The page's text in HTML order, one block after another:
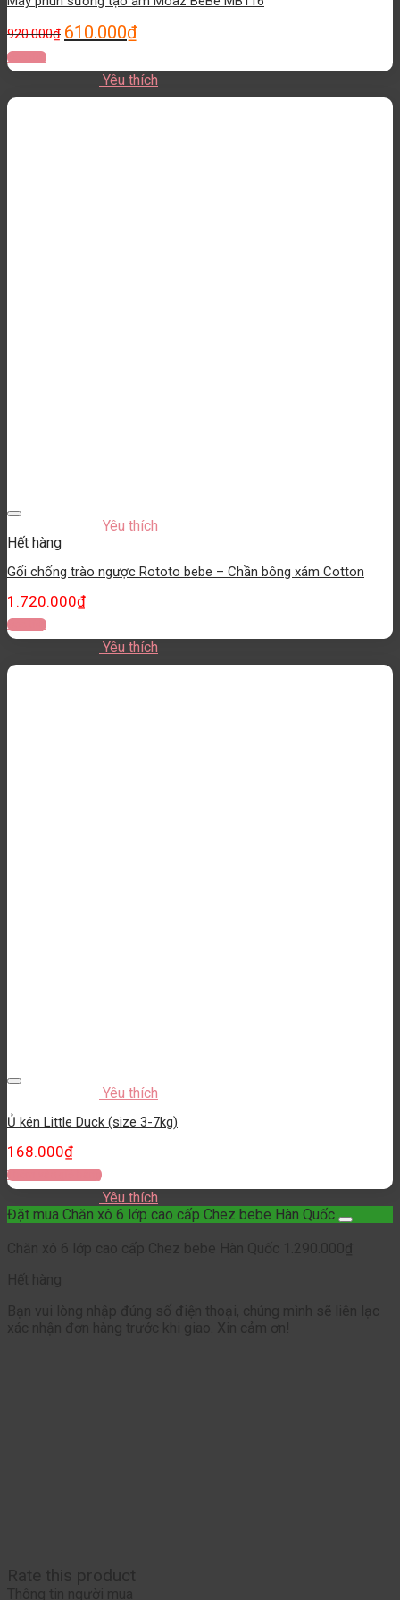
920.000₫ 610.000₫
Đọc tiếp
Yêu thích
Yêu thích
Hết hàng
Gối chống trào ngược Rototo bebe – Chần bông xám Cotton
1.720.000₫
Đọc tiếp
Yêu thích
Yêu thích
Ủ kén Little Duck (size 3-7kg)
168.000₫
Thêm vào giỏ hàng
Yêu thích
Đặt mua Chăn xô 6 lớp cao cấp Chez bebe Hàn Quốc
Chăn xô 6 lớp cao cấp Chez bebe Hàn Quốc
1.290.000
Hết hàng
Bạn vui lòng nhập đúng số điện thoại, chúng mình sẽ liên lạc
xác nhận đơn hàng trước khi giao. Xin cảm ơn!
Rate this product
Thông tin người mua